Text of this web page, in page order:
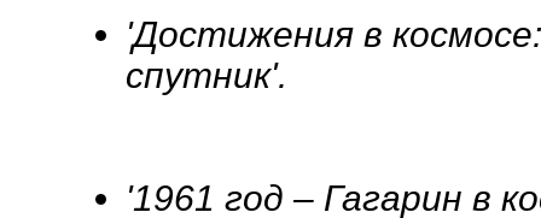
'Достижения в
спутник'.
'1961 год – Гагарин в